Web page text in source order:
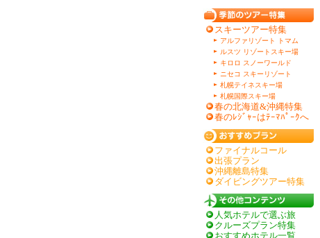
スキーツアー特集
アルファリゾート トマム
ルスツ リゾートスキー場
キロロ スノーワールド
ニセコ スキーリゾート
札幌テイネスキー場
札幌国際スキー場
春の北海道&沖縄特集
春のﾚｼﾞｬｰはﾃｰﾏﾊﾟｰｸへ
ファイナルコール
出張プラン
沖縄離島特集
ダイビングツアー特集
人気ホテルで選ぶ旅
クルーズプラン特集
おすすめホテル一覧